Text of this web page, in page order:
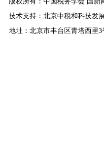
技术支持：北京中税和科技发
地址：北京市丰台区青塔西里3